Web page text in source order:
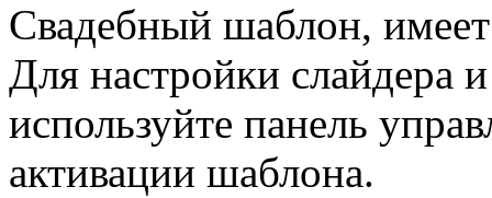
Свадебный шаблон,
Для настройки слайдера
используйте панель
активации шаблона.